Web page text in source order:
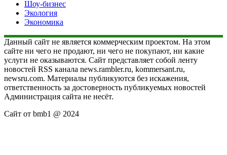
Шоу-бизнес
Экология
Экономика
Данный сайт не является коммерческим проектом. На этом
сайте ни чего не продают, ни чего не покупают, ни какие
услуги не оказываются. Сайт представляет собой ленту
новостей RSS канала news.rambler.ru, kommersant.ru,
newsru.com. Материалы публикуются без искажения,
ответственность за достоверность публикуемых новостей
Администрация сайта не несёт.
Сайт от bmb1 @ 2024